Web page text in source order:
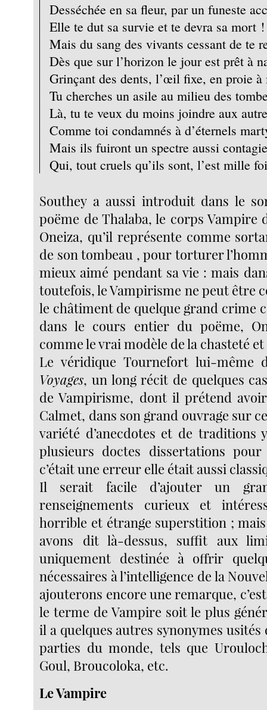
Desséchée en sa fleur, par un funeste
Elle te dut sa survie et te devra sa mort !
Mais du sang des vivants cessant de te
Dès que sur l’horizon le jour est prêt à
Grinçant des dents, l’œil fixe, en proie
Tu cherches un asile au milieu des
Là, tu te veux du moins joindre aux
Comme toi condamnés à d’éternels
Mais ils fuiront un spectre aussi
Qui, tout cruels qu’ils sont, l’est mille
Southey a aussi introduit dans le
poëme de Thalaba, le corps Vampire
Oneiza, qu’il représente comme
de son tombeau , pour torturer
mieux aimé pendant sa vie : mais
toutefois, le Vampirisme ne peut être
le châtiment de quelque grand crime
dans le cours entier du poëme,
comme le vrai modèle de la chasteté et
Le véridique Tournefort lui-même
Voyages, un long récit de quelques
de Vampirisme, dont il prétend
Calmet, dans son grand ouvrage sur
variété d’anecdotes et de traditions
plusieurs doctes dissertations
c’était une erreur elle était aussi
Il serait facile d’ajouter un
renseignements curieux et
horrible et étrange superstition ;
avons dit là-dessus, suffit aux
uniquement destinée à offrir
nécessaires à l’intelligence de la
ajouterons encore une remarque,
le terme de Vampire soit le plus
il a quelques autres synonymes usités
parties du monde, tels que
Goul, Broucoloka, etc.
Le Vampire